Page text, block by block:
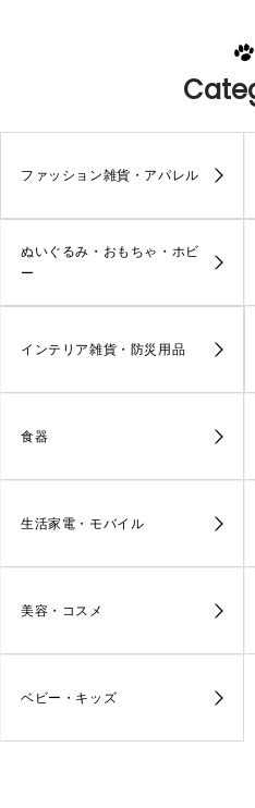
ファッション雑貨・アパレル
ぬいぐるみ・おもちゃ・ホビ
ー
インテリア雑貨・防災用品
食器
生活家電・モバイル
美容・コスメ
ベビー・キッズ